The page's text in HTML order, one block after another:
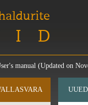
manual(Updated on